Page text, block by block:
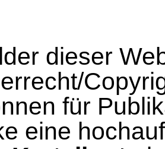
dieser
für
eine